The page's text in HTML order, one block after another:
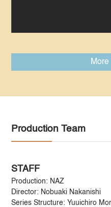
Production Team
STAFF
Production: NAZ
Director: Nobuaki Nakanishi
Series Structure: Yuuichiro